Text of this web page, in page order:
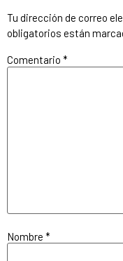
Tu dirección de correo
obligatorios están
Comentario *
Nombre *